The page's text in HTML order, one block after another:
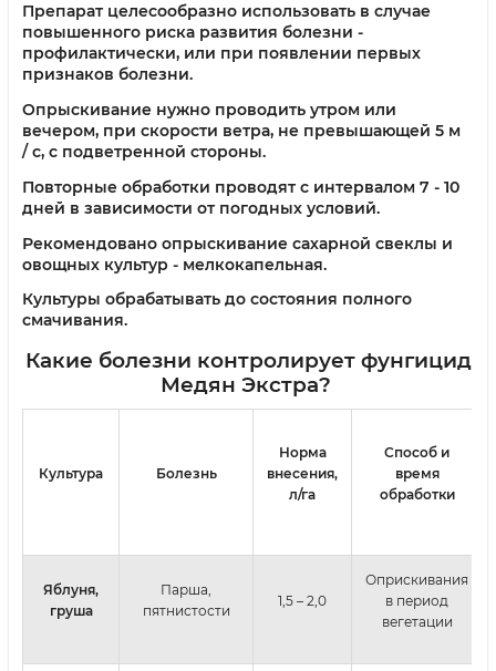
Препарат целесообразно использовать в случае
повышенного риска развития болезни -
профилактически, или при появлении первых
признаков болезни.
Опрыскивание нужно проводить утром или
вечером, при скорости ветра, не превышающей 5 м
/ с, с подветренной стороны.
Повторные обработки проводят с интервалом 7 - 10
дней в зависимости от погодных условий.
Рекомендовано опрыскивание сахарной свеклы и
овощных культур - мелкокапельная.
Культуры обрабатывать до состояния полного
смачивания.
Какие болезни контролирует фунгицид
Медян Экстра?
Культура Болезнь
Норма
внесения,
л/га
Способ и
время
обработки
Яблуня,
груша
Парша,
пятнистости
1,5 – 2,0
Оприскивания
в период
вегетации